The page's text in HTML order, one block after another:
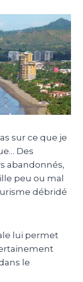
sur ce que je
Des
abandonnés,
peu ou mal
débridé
lui permet
le